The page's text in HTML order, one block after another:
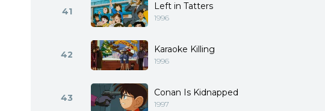
41 Left in Tatters
1996
42 Karaoke Killing
1996
43 Conan Is Kidnapped
1997